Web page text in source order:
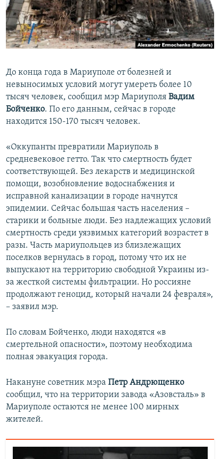
ПОБЕДИТЕЛЕЙ НЕ СУДЯТ?
КРЫМ.НЕПОКОРЕННЫЙ
ELIFBE
ПРИСОЕДИНЯЙТЕСЬ!
Все сайты RFE/RL
До конца года в Мариуполе от болезней и
невыносимых условий могут умереть более 10
тысяч человек, сообщил мэр Мариуполя Вадим
Бойченко. По его данным, сейчас в городе
находится 150-170 тысяч человек.
«Оккупанты превратили Мариуполь в
средневековое гетто. Так что смертность будет
соответствующей. Без лекарств и медицинской
помощи, возобновление водоснабжения и
исправной канализации в городе начнутся
эпидемии. Сейчас большая часть населения –
старики и больные люди. Без надлежащих условий
смертность среди уязвимых категорий возрастет в
разы. Часть мариупольцев из близлежащих
поселков вернулась в город, потому что их не
выпускают на территорию свободной Украины из-
за жесткой системы фильтрации. Но россияне
продолжают геноцид, который начали 24 февраля»,
– заявил мэр.
По словам Бойченко, люди находятся «в
смертельной опасности», поэтому необходима
полная эвакуация города.
Накануне советник мэра Петр Андрющенко
сообщил, что на территории завода «Азовсталь» в
Мариуполе остаются не менее 100 мирных
жителей.